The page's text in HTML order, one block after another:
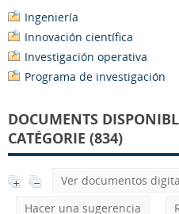
Ingeniería
Innovación científica
Investigación operativa
Programa de investigación
DOCUMENTS
CATÉGORIE (834)
Ver documentos
Hacer una sugerencia